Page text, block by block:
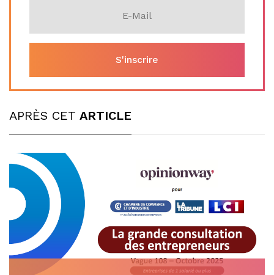
APRÈS CET ARTICLE